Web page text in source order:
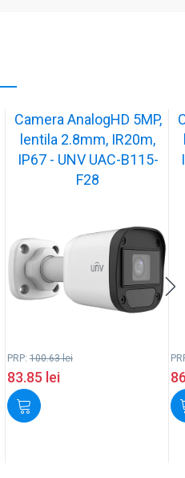
Camera AnalogHD 5MP,
lentila 2.8mm, IR20m,
IP67 - UNV UAC-B115-
F28
PRP: 100.63lei
83.85 lei